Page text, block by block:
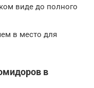
виде до полного
в место для
в